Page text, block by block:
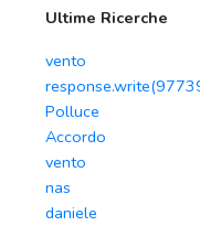
Ultime Ricerche
vento
Polluce
Accordo
vento
nas
daniele